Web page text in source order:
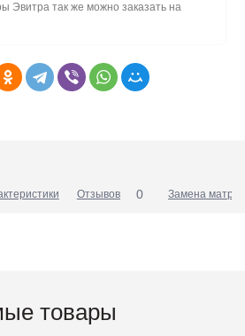
Эвитра так же можно заказать на
Отзывов 0 Замена
товары